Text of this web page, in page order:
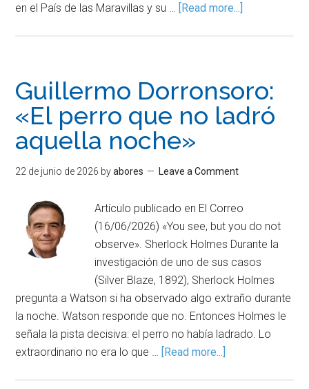
en el País de las Maravillas y su … [Read more...]
Guillermo Dorronsoro:
«El perro que no ladró
aquella noche»
22 de junio de 2026 byabores Leave a Comment
Artículo publicado en El Correo
(16/06/2026) «You see, but you do not
observe». Sherlock Holmes Durante la
investigación de uno de sus casos
(Silver Blaze, 1892), Sherlock Holmes
pregunta a Watson si ha observado algo extraño durante
la noche. Watson responde que no. Entonces Holmes le
señala la pista decisiva: el perro no había ladrado. Lo
extraordinario no era lo que … [Read more...]